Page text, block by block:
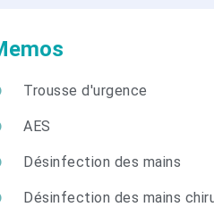
Trousse d'urgence
AES
Désinfection des mains
Désinfection des mains